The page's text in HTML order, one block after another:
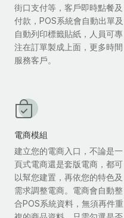
街口支付等，客戶即時點餐及
付款，POS系統會自動出單及
自動列印標籤貼紙，人員可專
注在訂單製成上面，更多時間
服務客戶。
電商模組
建立您的電商入口，不論是一
頁式電商還是套版電商，都可
以幫您建置，再依您的特色及
需求調整電商。電商會自動整
合POS系統資料，無須再件重